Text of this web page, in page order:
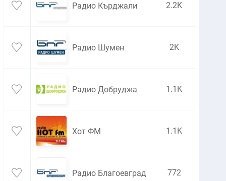
Радио Кърджали 2.2K
Радио Шумен 2K
Радио Добруджа 1.1K
Хот ФМ 1.1K
Радио Благоевград 772